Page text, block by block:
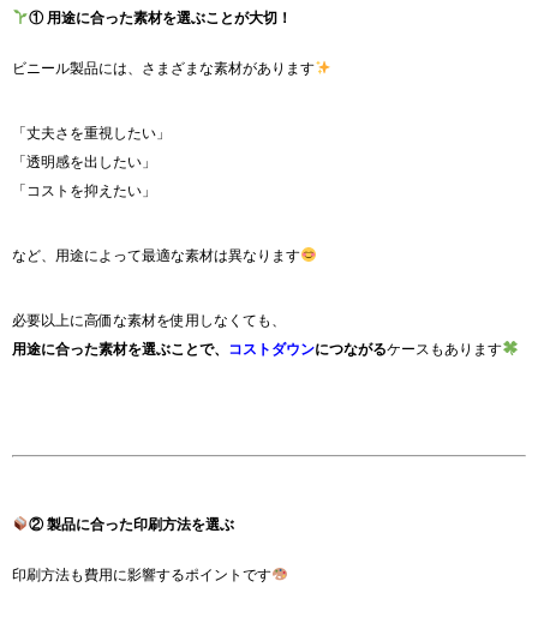
① 用途に合った素材を選ぶことが大切！
ビニール製品には、さまざまな素材があります
「丈夫さを重視したい」
「透明感を出したい」
「コストを抑えたい」
など、用途によって最適な素材は異なります
必要以上に高価な素材を使用しなくても、
用途に合った素材を選ぶことで、 コストダウンにつながるケースもあります
② 製品に合った印刷方法を選ぶ
印刷方法も費用に影響するポイントです